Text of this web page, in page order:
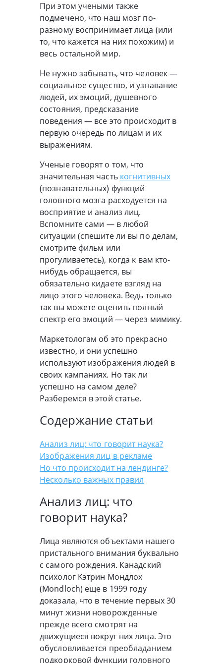
При этом учеными также
подмечено, что наш мозг по-
разному воспринимает лица (или
то, что кажется на них похожим) и
весь остальной мир.
Не нужно забывать, что человек —
социальное существо, и узнавание
людей, их эмоций, душевного
состояния, предсказание
поведения — все это происходит в
первую очередь по лицам и их
выражениям.
Ученые говорят о том, что
значительная часть когнитивных
(познавательных) функций
головного мозга расходуется на
восприятие и анализ лиц.
Вспомните сами — в любой
ситуации (спешите ли вы по делам,
смотрите фильм или
прогуливаетесь), когда к вам кто-
нибудь обращается, вы
обязательно кидаете взгляд на
лицо этого человека. Ведь только
так вы можете оценить полный
спектр его эмоций — через мимику.
Маркетологам об это прекрасно
известно, и они успешно
используют изображения людей в
своих кампаниях. Но так ли
успешно на самом деле?
Разберемся в этой статье.
Содержание статьи
Анализ лиц: что говорит наука?
Изображения лиц в рекламе
Но что происходит на лендинге?
Несколько важных правил
Анализ лиц: что
говорит наука?
Лица являются объектами нашего
пристального внимания буквально
с самого рождения. Канадский
психолог Кэтрин Мондлох
(Mondloch) еще в 1999 году
доказала, что в течение первых 30
минут жизни новорожденные
прежде всего смотрят на
движущиеся вокруг них лица. Это
обусловливается преобладанием
подкорковой функции головного